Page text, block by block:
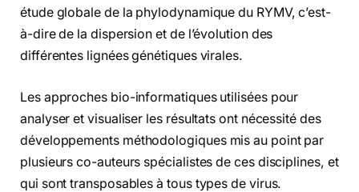
étude globale de la phylodynamique du RYMV, c’est-
à-dire de la dispersion et de l’évolution des
différentes lignées génétiques virales.
Les approches bio-informatiques utilisées pour
analyser et visualiser les résultats ont nécessité des
développements méthodologiques mis au point par
plusieurs co-auteurs spécialistes de ces disciplines, et
qui sont transposables à tous types de virus.